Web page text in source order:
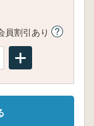
員割引あり